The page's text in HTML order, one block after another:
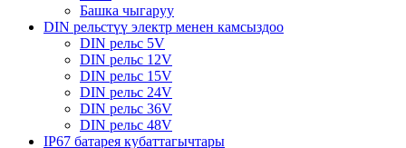
Башка чыгаруу
DIN рельстүү электр менен камсыздоо
DIN рельс 5V
DIN рельс 12V
DIN рельс 15V
DIN рельс 24V
DIN рельс 36V
DIN рельс 48V
IP67 батарея кубаттагычтары